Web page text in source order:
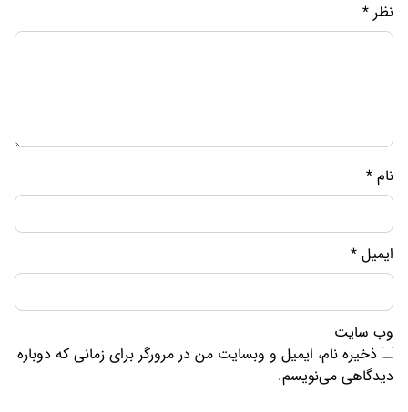
نظر *
نام *
ایمیل *
وب‌ سایت
ذخیره نام، ایمیل و وبسایت من در مرورگر برای زمانی که دوباره
دیدگاهی می‌نویسم.